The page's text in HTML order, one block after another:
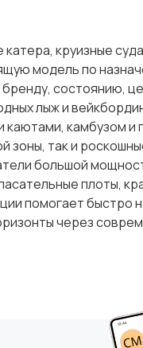
круизные
модель по
состоянию,
лыж и
камбузом
так и
большой
плоты,
помогает быстро
через